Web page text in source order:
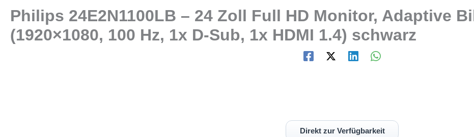
Philips 24E2N1100LB – 24 Zoll Full HD Monitor, Adaptive
(1920×1080, 100 Hz, 1x D-Sub, 1x HDMI 1.4) schwarz
Direkt zur Verfügbarkeit